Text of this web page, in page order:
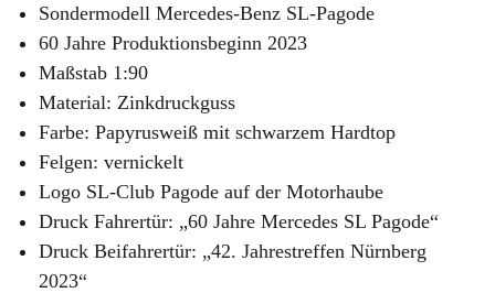
Sondermodell Mercedes-Benz SL-Pagode
60 Jahre Produktionsbeginn 2023
Maßstab 1:90
Material: Zinkdruckguss
Farbe: Papyrusweiß mit schwarzem Hardtop
Felgen: vernickelt
Logo SL-Club Pagode auf der Motorhaube
Druck Fahrertür: „60 Jahre Mercedes SL Pagode“
Druck Beifahrertür: „42. Jahrestreffen Nürnberg
2023“